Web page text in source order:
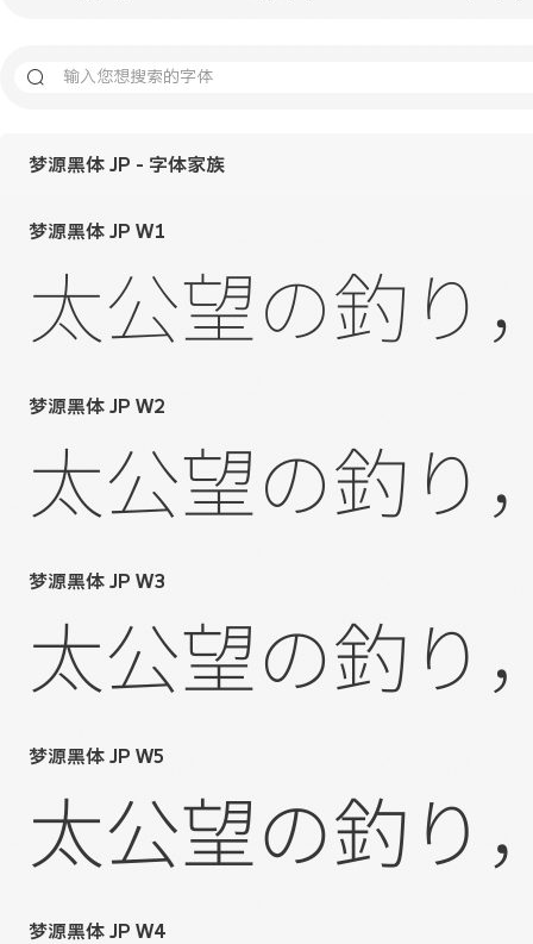
梦源黑体 JP - 字体家族
梦源黑体 JP W1
太公望の釣り
梦源黑体 JP W2
太公望の釣り
梦源黑体 JP W3
太公望の釣り
梦源黑体 JP W5
太公望の釣り
梦源黑体 JP W4